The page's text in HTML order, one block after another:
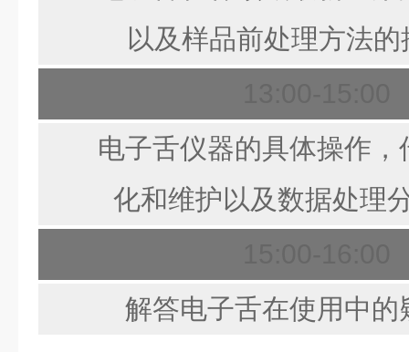
以及样品前处理方法的
电子舌仪器的具体操作，
化和维护以及数据处理
解答电子舌在使用中的